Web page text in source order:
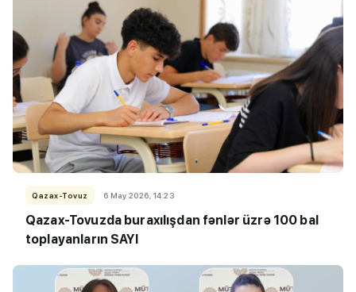
Qazax-Tovuz 6 May 2026, 14:23
Qazax-Tovuzda buraxılışdan fənlər üzrə 100 bal
toplayanIarın SAYI